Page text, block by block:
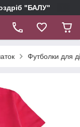
"БАЛУ"
Футболки для